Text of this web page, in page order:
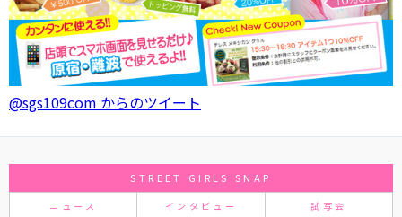
@sgs109com からのツイート
STREET GIRLS SNAP
ニュース インタビュー 試写会